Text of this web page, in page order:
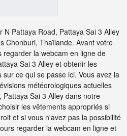
N Pattaya Road, Pattaya Sai 3 Alley
Chonburi, Thaïlande. Avant votre
la webcam en ligne de
Sai 3 Alley et obtenir les
ce qui se passe ici. Vous avez la
météorologiques actuelles
Sai 3 Alley dans notre
les vêtements appropriés si
et si vous n'avez pas la possibilité
regarder la webcam en ligne et